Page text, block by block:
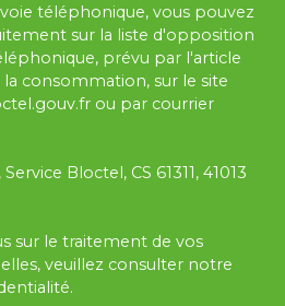
téléphonique, vous pouvez
sur la liste d'opposition
prévu par l'article
la consommation, sur le site
ou par courrier
Bloctel, CS 61311, 41013
sur le traitement de vos
veuillez consulter notre
.